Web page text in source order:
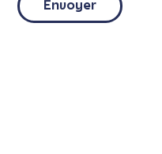
Envoyer